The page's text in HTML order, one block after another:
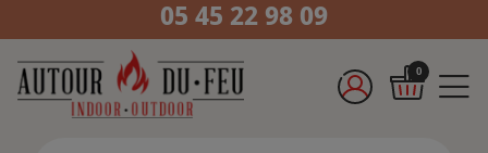
05 45 22 98 09
0